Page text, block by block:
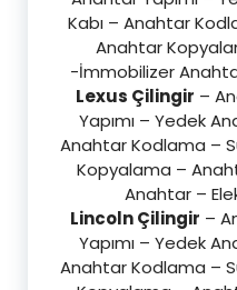
Kabı – Anahtar
Anahtar
-İmmobilizer
Lexus Çilingir –
Yapımı – Yedek
Anahtar Kodlama –
Kopyalama –
Anahtar –
Lincoln Çilingir –
Yapımı – Yedek
Anahtar Kodlama –